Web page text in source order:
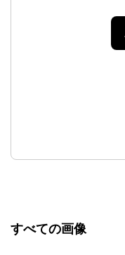
すべての画像